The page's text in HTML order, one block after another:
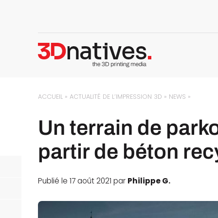
ACCUEIL »ACTUALITÉ DE L’IMPRESSION 3D » NEWS »
Un terrain de
partir de béton
Publié le 17 août 2021 par Philippe G.